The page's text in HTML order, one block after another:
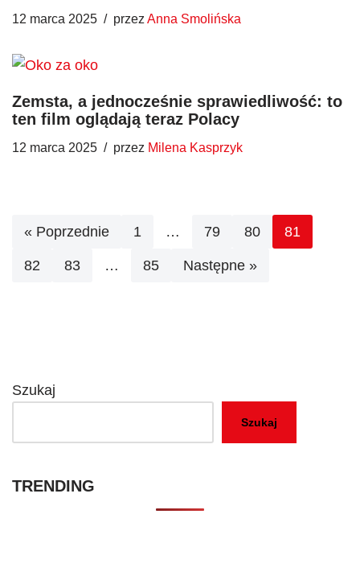
12 marca 2025 przez Anna Smolińska
Zemsta, a jednocześnie sprawiedliwość: to
ten film oglądają teraz Polacy
12 marca 2025 przez Milena Kasprzyk
« Poprzednie 1 … 79 80 81
82 83 … 85 Następne »
Szukaj
Szukaj
TRENDING